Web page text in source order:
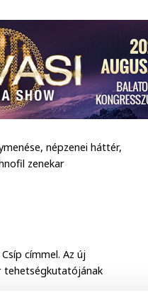
népzenei háttér,
zenekar
címmel. Az új
tehetségkutatójának